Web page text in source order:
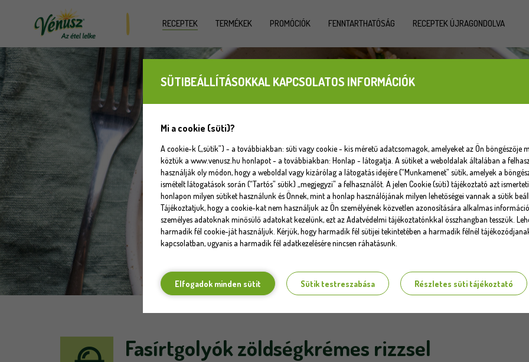
SÜTIBEÁLLÍTÁSOKKAL KAPCSOLATOS INFORMÁCIÓK
Mi a cookie (süti)?
A cookie-k („sütik”) - a továbbiakban: süti vagy cookie - kis méretű adatcsomagok, amelyeket az Ön böngészője
köztük a www.venusz.hu honlapot - a továbbiakban: Honlap - látogatja. A sütiket a weboldalak általában a
használják oly módon, hogy a weboldal vagy kizárólag a látogatás idejére (“Munkamenet” sütik, amelyek a
ismételt látogatások során (“Tartós” sütik) „megjegyzi” a felhasználót. A jelen Cookie (süti) tájékoztató azt
honlapon milyen sütiket használunk és Önnek, mint a honlap használójának milyen lehetőségei vannak a sütik
Tájékoztatjuk, hogy a cookie-kat nem használjuk az Ön személyének közvetlen azonosítására alkalmas
személyes adatoknak minősülő adatokat kezelünk, ezt az Adatvédelmi tájékoztatónkkal összhangban tesszük.
harmadik fél cookie-ját használjuk. Kérjük, hogy harmadik fél sütijei tekintetében a harmadik félnél
kapcsolatban, ugyanis a harmadik fél adatkezelésére nincsen ráhatásunk.
Elfogadok minden sütit Sütik testreszabása Részletes süti tájékoztató
RECEPTEK TERMÉKEK PROMÓCIÓK FENNTARTHATÓSÁG RECEPTEK ÚJRAGONDOLVA
Fasírtgolyók zöldségkrémes rizzsel